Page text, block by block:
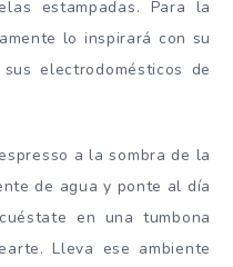
estampadas. Para la
lo inspirará con su
electrodomésticos de
a la sombra de la
de agua y ponte al día
en una tumbona
Lleva ese ambiente